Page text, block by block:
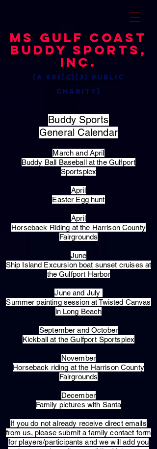
MS Gulf Coast
Buddy Sports,
Inc.
(a 501(c)(3) public
charity)
Buddy Sports
General Calendar
March and April
Buddy Ball Baseball at the Gulfport
Sportsplex
April
Easter Egg hunt
April
Horseback Riding at the Harrison County
Fairgrounds
June
Ship Island Excursion boat sunset cruises at
the Gulfport Harbor
June and July
Summer painting session at Twisted Canvas
in Long Beach
September and October
Kickball at the Gulfport Sportsplex
November
Horseback riding at the Harrison County
Fairgrounds
December
Family pictures with Santa
​If you do not already receive direct emails
from us, please submit a family contact form
for players/participants and we will add you